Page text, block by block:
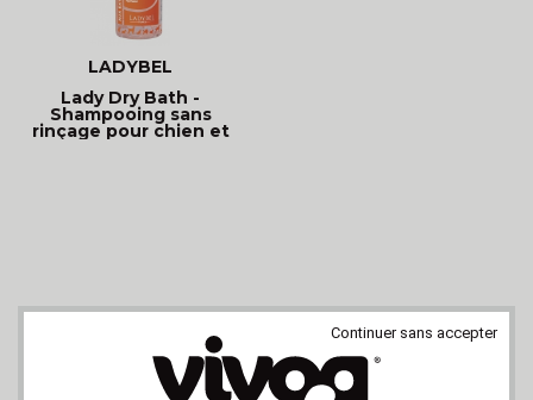
LADYBEL
Lady Dry Bath -
Shampooing sans
rinçage pour chien et
SERVICE CLIENTS
Au 02 47 73 38 38
ou par email
Continuer sans accepter